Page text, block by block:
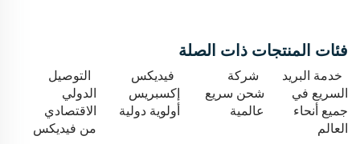
فئات المنتجات ذات الصلة
خدمة البريد
السريع في
جميع أنحاء
العالم
شركة
شحن سريع
عالمية
فيديكس
إكسبريس
أولوية دولية
التوصيل
الدولي
الاقتصادي
من فيديكس